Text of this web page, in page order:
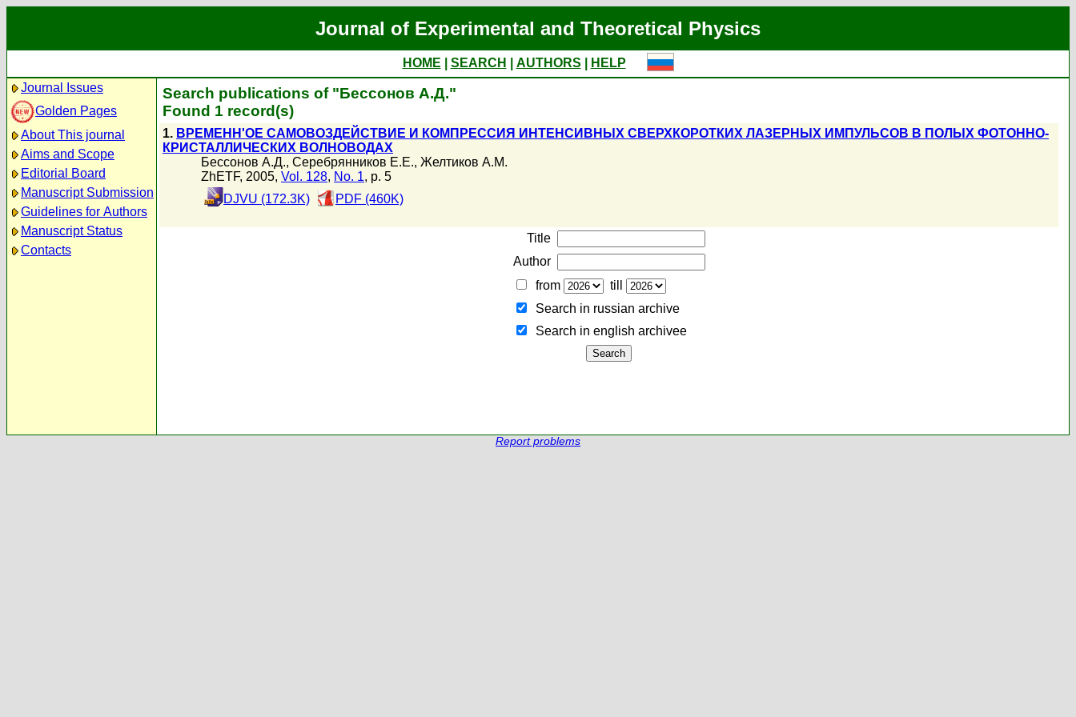
Journal of Experimental and Theoretical Physics
HOME SEARCH AUTHORS
HELP
Journal Issues
Golden Pages
About This journal
Aims and Scope
Editorial Board
Manuscript Submission
Guidelines for Authors
Manuscript Status
Contacts
Search publications of "Бессонов А.Д."
Found 1 record(s)
1. ВРЕМЕНН'ОЕ САМОВОЗДЕЙСТВИЕ И КОМПРЕССИЯ ИНТЕНСИВНЫХ СВЕРХКОРОТКИХ ЛАЗЕРНЫХ ИМПУЛЬСОВ В ПОЛЫХ ФОТОННО-
КРИСТАЛЛИЧЕСКИХ ВОЛНОВОДАХ
Бессонов А.Д., Серебрянников Е.Е., Желтиков А.М.
ZhETF, 2005, Vol. 128, No. 1, p. 5
DJVU (172.3K)
PDF (460K)
Title
Author
from
till
Search in russian archive
Search in english archiveе
Report problems